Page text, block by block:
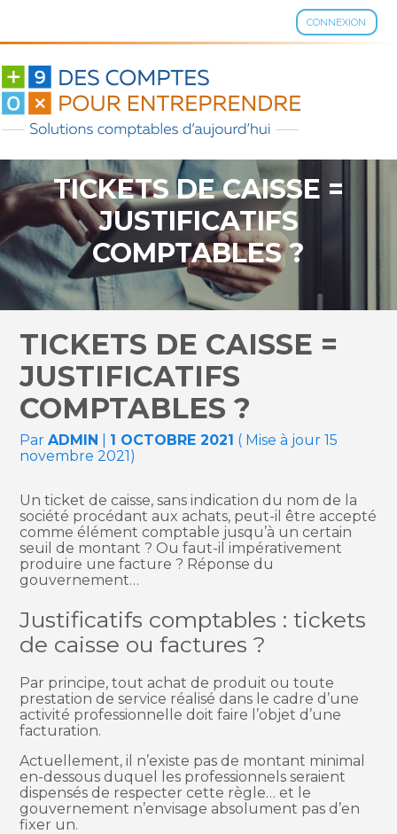
CONNEXION
Aller
contenu
TICKETS DE CAISSE =
JUSTIFICATIFS
COMPTABLES ?
TICKETS DE CAISSE =
JUSTIFICATIFS
COMPTABLES ?
ParADMIN 1 OCTOBRE 2021 ( Mise à jour 15
novembre 2021)
Un ticket de caisse, sans indication du nom de la
société procédant aux achats, peut-il être accepté
comme élément comptable jusqu’à un certain
seuil de montant ? Ou faut-il impérativement
produire une facture ? Réponse du
gouvernement…
Justificatifs comptables : tickets
de caisse ou factures ?
Par principe, tout achat de produit ou toute
prestation de service réalisé dans le cadre d’une
activité professionnelle doit faire l’objet d’une
facturation.
Actuellement, il n’existe pas de montant minimal
en-dessous duquel les professionnels seraient
dispensés de respecter cette règle… et le
gouvernement n’envisage absolument pas d’en
fixer un.